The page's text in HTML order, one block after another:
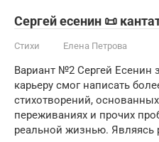
Сергей есенин 📜
Стихи Елена Петрова
Вариант №2 Сергей Есенин
карьеру смог написать
стихотворений,
переживаниях и прочих
реальной жизнью. Являясь